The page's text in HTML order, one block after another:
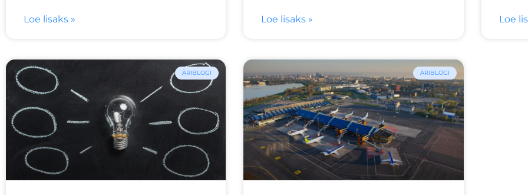
Loe lisaks » Loe lisaks » Loe
ÄRIBLOGI ÄRIBLOGI